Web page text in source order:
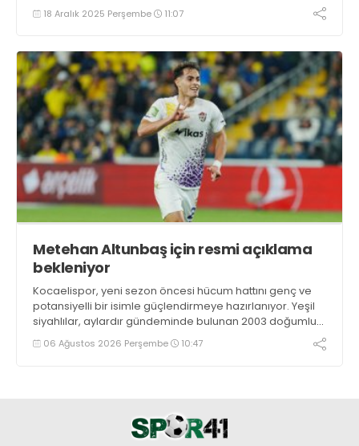
18 Aralık 2025 Perşembe 11:07
Metehan Altunbaş için resmi açıklama
bekleniyor
Kocaelispor, yeni sezon öncesi hücum hattını genç ve
potansiyelli bir isimle güçlendirmeye hazırlanıyor. Yeşil
siyahlılar, aylardır gündeminde bulunan 2003 doğumlu
santrfor Metehan Altunbaş transferinde sona hayli
yaklaştı.
06 Ağustos 2026 Perşembe 10:47